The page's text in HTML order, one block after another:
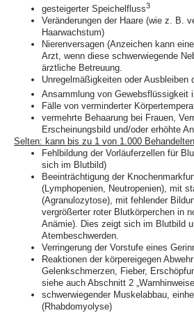
gesteigerter Speichelfluss3
Veränderungen der Haare (wie z. B.
Haarwachstum)
Nierenversagen (Anzeichen kann
Arzt, wenn diese schwerwiegende
ärztliche Betreuung.
Unregelmäßigkeiten oder Ausbleiben
Ansammlung von Gewebsflüssigkeit
Fälle von verminderter
vermehrte Behaarung bei Frauen,
Erscheinungsbild und/oder erhöhte
Selten: kann bis zu 1 von 1.000
Fehlbildung der Vorläuferzellen für
sich im Blutbild)
Beeinträchtigung der
(Lymphopenien, Neutropenien), mit
(Agranulozytose), mit fehlender
vergrößerter roter Blutkörperchen in
Anämie). Dies zeigt sich im Blutbild
Atembeschwerden.
Verringerung der Vorstufe eines
Reaktionen der körpereigegen
Gelenkschmerzen, Fieber,
siehe auch Abschnitt 2
schwerwiegender Muskelabbau,
(Rhabdomyolyse)